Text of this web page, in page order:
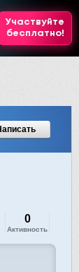
Участвуйте
бесплатно!
0
Активность